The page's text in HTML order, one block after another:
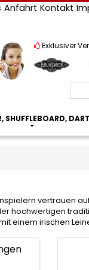
Anfahrt Kontakt
Exklusiver
SHUFFLEBOARD, DART
vertrauen
hochwertigen
einem irischen